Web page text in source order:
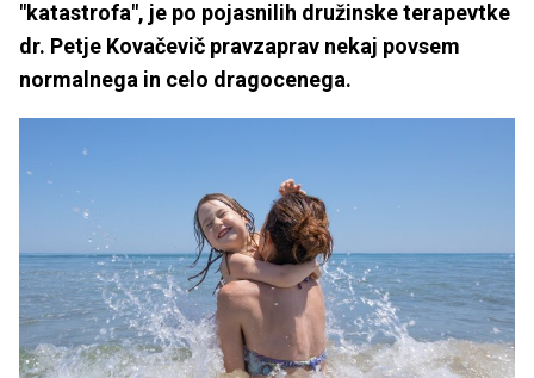
"katastrofa", je po pojasnilih družinske terapevtke
dr. Petje Kovačevič pravzaprav nekaj povsem
normalnega in celo dragocenega.